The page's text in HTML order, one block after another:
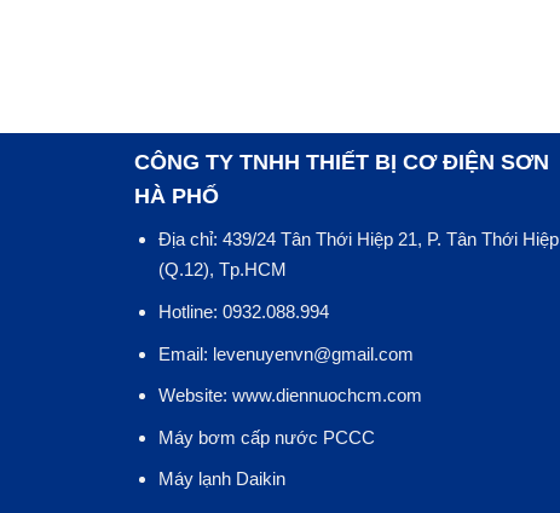
CÔNG TY TNHH THIẾT BỊ CƠ ĐIỆN SƠN
HÀ PHỐ
Địa chỉ: 439/24 Tân Thới Hiệp 21, P. Tân Thới Hiệp
(Q.12), Tp.HCM
Hotline: 0932.088.994
Email: levenuyenvn@gmail.com
Website: www.diennuochcm.com
Máy bơm cấp nước PCCC
Máy lạnh Daikin